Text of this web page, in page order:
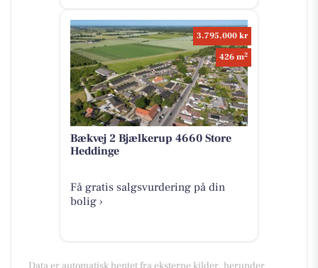
3.795.000 kr
426 m2
Bækvej 2 Bjælkerup 4660 Store
Heddinge
Få gratis salgsvurdering på din
bolig ›